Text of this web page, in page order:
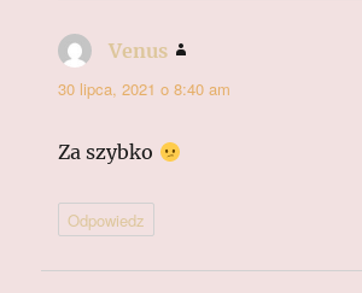
Venus
30 lipca, 2021 o 8:40 am
Za szybko
Odpowiedz